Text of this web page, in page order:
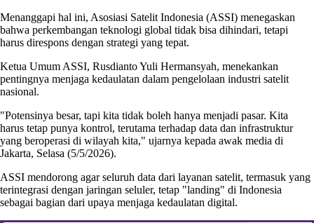
Menanggapi hal ini, Asosiasi Satelit Indonesia (ASSI) menegaskan
bahwa perkembangan teknologi global tidak bisa dihindari, tetapi
harus direspons dengan strategi yang tepat.
Ketua Umum ASSI, Rusdianto Yuli Hermansyah, menekankan
pentingnya menjaga kedaulatan dalam pengelolaan industri satelit
nasional.
"Potensinya besar, tapi kita tidak boleh hanya menjadi pasar. Kita
harus tetap punya kontrol, terutama terhadap data dan infrastruktur
yang beroperasi di wilayah kita," ujarnya kepada awak media di
Jakarta, Selasa (5/5/2026).
ASSI mendorong agar seluruh data dari layanan satelit, termasuk yang
terintegrasi dengan jaringan seluler, tetap "landing" di Indonesia
sebagai bagian dari upaya menjaga kedaulatan digital.